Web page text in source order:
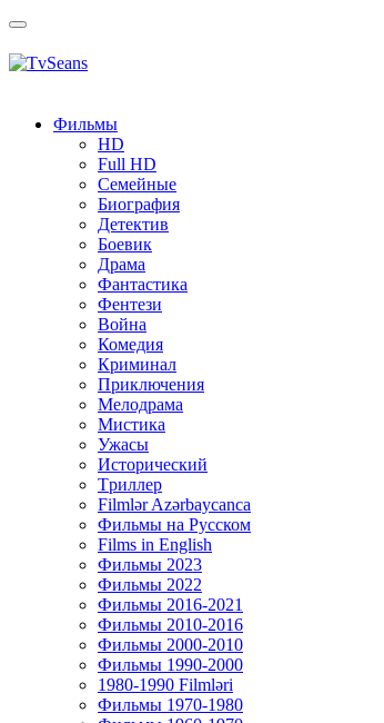
Toggle
Фильмы
HD
Full HD
Семейные
Биография
Детектив
Боевик
Драма
Фантастика
Фентези
Война
Комедия
Криминал
Приключения
Мелодрама
Мистика
Ужасы
Исторический
Tриллер
Filmlər Azərbaycanca
Фильмы на Русском
Films in English
Фильмы 2023
Фильмы 2022
Фильмы 2016-2021
Фильмы 2010-2016
Фильмы 2000-2010
Фильмы 1990-2000
1980-1990 Filmləri
Фильмы 1970-1980